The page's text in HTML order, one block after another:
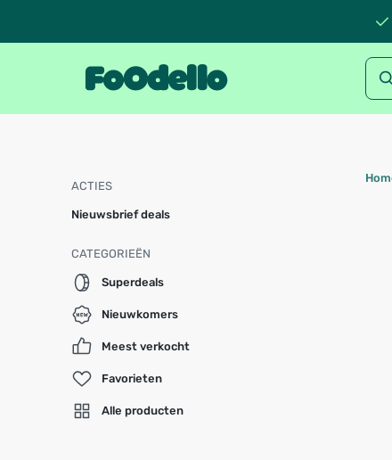
ACTIES
Nieuwsbrief deals
CATEGORIEËN
Superdeals
Nieuwkomers
Meest verkocht
Favorieten
Alle producten